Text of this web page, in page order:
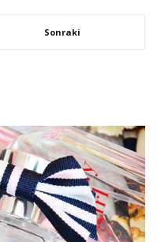
Sonraki